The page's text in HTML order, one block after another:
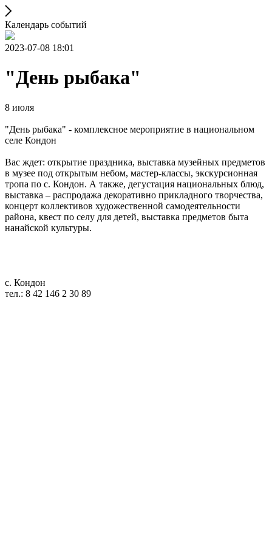
Календарь событий
2023-07-08 18:01
"День рыбака"
8 июля
"День рыбака" - комплексное мероприятие в национальном
селе Кондон
Вас ждет: открытие праздника, выставка музейных предметов
в музее под открытым небом, мастер-классы, экскурсионная
тропа по с. Кондон. А также, дегустация национальных блюд,
выставка – распродажа декоративно прикладного творчества,
концерт коллективов художественной самодеятельности
района, квест по селу для детей, выставка предметов быта
нанайской культуры.
с. Кондон
тел.: 8 42 146 2 30 89